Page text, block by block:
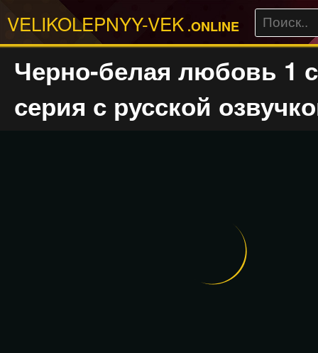
VELIKOLEPNYY-VEK .ONLINE
Черно-белая любовь 1
серия с русской